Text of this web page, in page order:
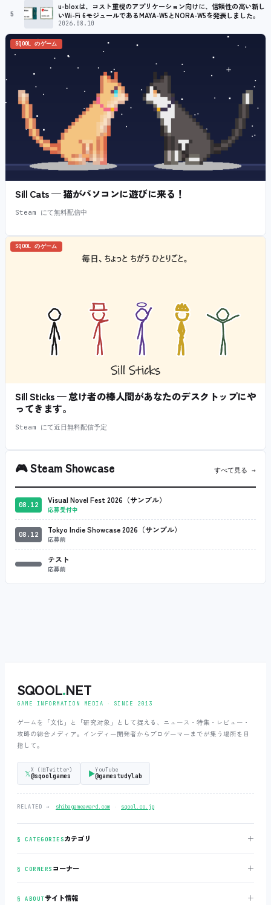
5
u-bloxは、コスト重視のアプリケーション向けに、信頼性の高い新し
いWi-Fi 6モジュールであるMAYA-W5とNORA-W5を発表しました。
2026.08.10
SQOOL のゲーム
Sill Cats — 猫がパソコンに遊びに来る！
Steam にて無料配信中
SQOOL のゲーム
Sill Sticks — 怠け者の棒人間があなたのデスクトップにや
ってきます。
Steam にて近日無料配信予定
🎮Steam Showcase すべて見る →
08.12 Visual Novel Fest 2026（サンプル）
応募受付中
08.12 Tokyo Indie Showcase 2026（サンプル）
応募前
テスト
応募前
SQOOL.NET
GAME INFORMATION MEDIA ‧ SINCE 2013
ゲームを「文化」と「研究対象」として捉える、ニュース・特集・レビュー・
攻略の総合メディア。インディー開発者からプロゲーマーまでが集う場所を目
指して。
𝕏X (旧Twitter)
@sqoolgames ▶YouTube
@gamestudylab
RELATED → shibagameaward.com ‧ sqool.co.jp
§ CATEGORIESカテゴリ ＋
§ CORNERS コーナー ＋
§ ABOUTサイト情報 ＋